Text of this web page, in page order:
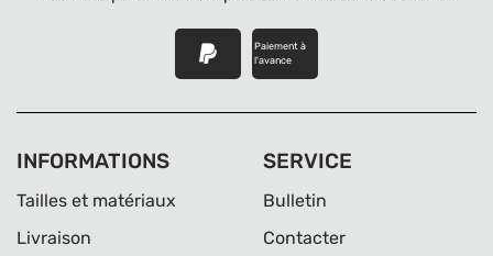
Paiement à
l'avance
INFORMATIONS
Tailles et matériaux
Livraison
SERVICE
Bulletin
Contacter